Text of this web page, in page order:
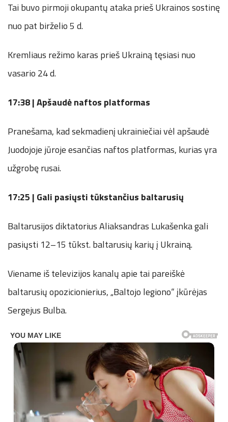
Tai buvo pirmoji okupantų ataka prieš Ukrainos sostinę
nuo pat birželio 5 d.
Kremliaus režimo karas prieš Ukrainą tęsiasi nuo
vasario 24 d.
17:38 | Apšaudė naftos platformas
Pranešama, kad sekmadienį ukrainiečiai vėl apšaudė
Juodojoje jūroje esančias naftos platformas, kurias yra
užgrobę rusai.
17:25 | Gali pasiųsti tūkstančius baltarusių
Baltarusijos diktatorius Aliaksandras Lukašenka gali
pasiųsti 12–15 tūkst. baltarusių karių į Ukrainą.
Viename iš televizijos kanalų apie tai pareiškė
baltarusių opozicionierius, „Baltojo legiono“ įkūrėjas
Sergejus Bulba.